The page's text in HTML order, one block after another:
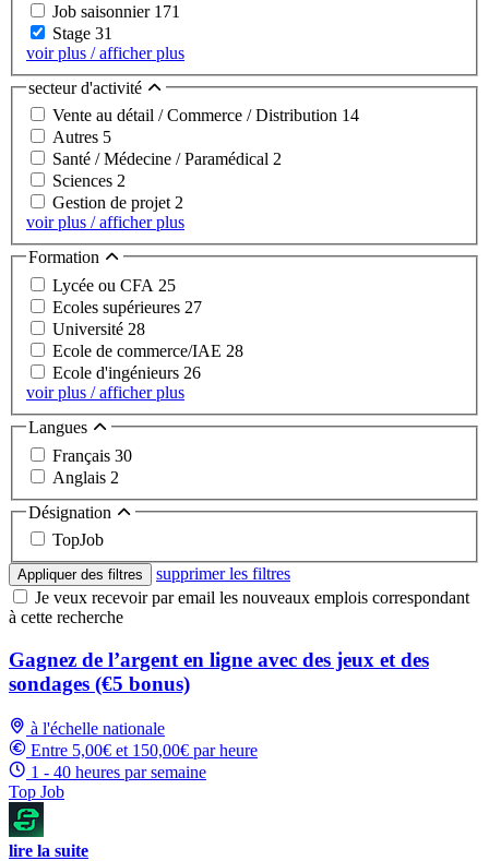
Job saisonnier 171
Stage 31
voir plus / afficher plus
secteur d'activité
Vente au détail / Commerce / Distribution 14
Autres 5
Santé / Médecine / Paramédical 2
Sciences 2
Gestion de projet2
voir plus / afficher plus
Formation
Lycée ou CFA 25
Ecoles supérieures 27
Université 28
Ecole de commerce/IAE 28
Ecole d'ingénieurs 26
voir plus / afficher plus
Langues
Français 30
Anglais 2
Désignation
TopJob
Appliquer des filtres
supprimer les filtres
Je veux recevoir par email les nouveaux emplois correspondant
à cette recherche
Gagnez de l’argent en ligne avec des jeux et des
sondages (€5 bonus)
à l'échelle nationale
Entre 5,00€ et 150,00€ par heure
1 - 40 heures par semaine
Top Job
lire la suite